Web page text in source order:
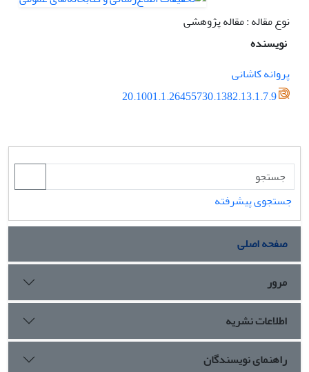
نوع مقاله : مقاله پژوهشی
نویسنده
پروانه کاشانی
20.1001.1.26455730.1382.13.1.7.9
جستجوی پیشرفته
صفحه اصلی
مرور
اطلاعات نشریه
راهنمای نویسندگان